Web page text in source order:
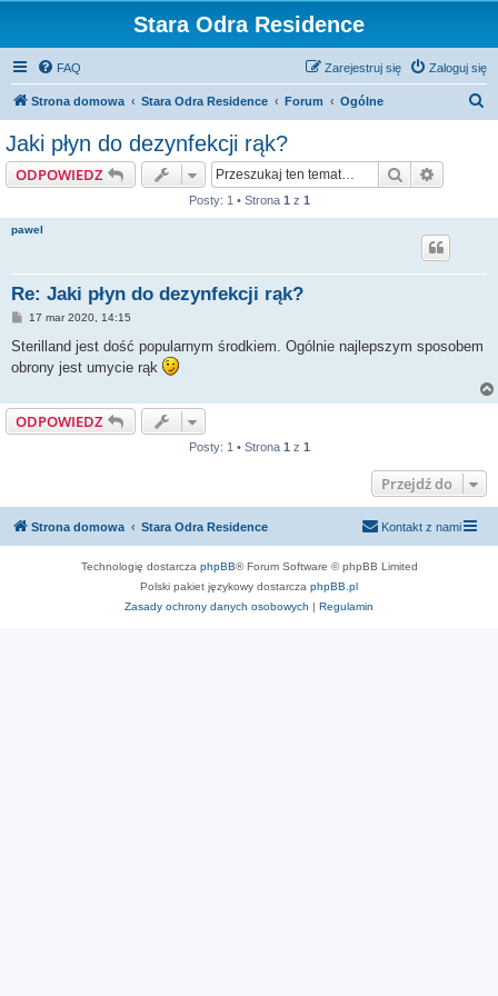
Stara Odra Residence
FAQ Zaloguj się
Zarejestruj się
Strona domowa Stara Odra Residence Forum Ogólne
Jaki płyn do dezynfekcji rąk?
ODPOWIEDZ Szukaj
Posty: 1 • Strona 1 z 1
pawel
Re: Jaki płyn do dezynfekcji rąk?
P
s
17 mar 2020, 14:15
Sterilland jest dość popularnym środkiem. Ogólnie najlepszym sposobem
obrony jest umycie rąk
ODPOWIEDZ
Posty: 1 • Strona 1 z 1
Przejdź do
Strona domowa Stara Odra Residence Kontakt z nami
Technologię dostarcza phpBB® Forum Software © phpBB Limited
Polski pakiet językowy dostarcza phpBB.pl
Zasady ochrony danych osobowych | Regulamin